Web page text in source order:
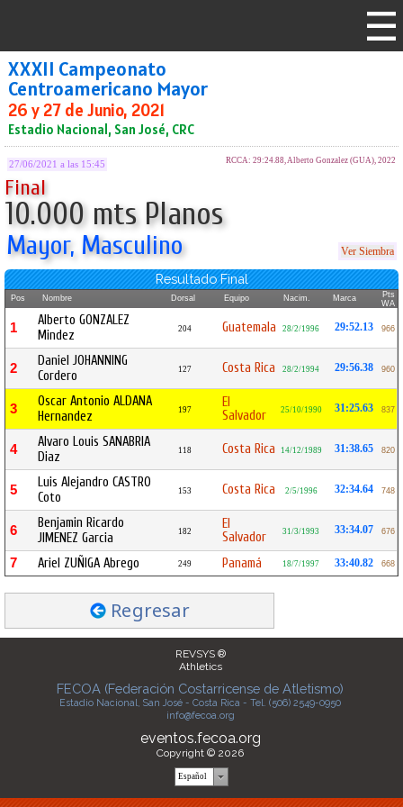
XXXII Campeonato
Centroamericano Mayor
26 y 27 de Junio, 2021
Estadio Nacional, San José, CRC
27/06/2021 a las 15:45 RCCA: 29:24.88, Alberto Gonzalez (GUA), 2022
Final
10.000 mts Planos
Mayor, Masculino Ver Siembra
Resultado Final
Pos Nombre Dorsal Equipo Nacim. Marca
Pts
WA
1
Alberto GONZALEZ
Mindez
204 Guatemala 28/2/1996 29:52.13 966
2
Daniel JOHANNING
Cordero
127 Costa Rica 28/2/1994 29:56.38 960
3
Oscar Antonio ALDANA
Hernandez
197
El
Salvador
25/10/1990 31:25.63 837
4
Alvaro Louis SANABRIA
Diaz
118 Costa Rica 14/12/1989 31:38.65 820
5
Luis Alejandro CASTRO
Coto
153 Costa Rica 2/5/1996 32:34.64 748
6
Benjamin Ricardo
JIMENEZ Garcia
182
El
Salvador
31/3/1993 33:34.07 676
7 Ariel ZUÑIGA Abrego 249 Panamá 18/7/1997 33:40.82 668
Regresar
REVSYS ®
Athletics
FECOA (Federación Costarricense de Atletismo)
Estadio Nacional, San José - Costa Rica - Tel. (506) 2549-0950
info@fecoa.org
eventos.fecoa.org
Copyright © 2026